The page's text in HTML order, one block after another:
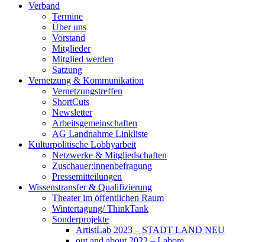
Verband
Termine
Über uns
Vorstand
Mitglieder
Mitglied werden
Satzung
Vernetzung & Kommunikation
Vernetzungstreffen
ShortCuts
Newsletter
Arbeitsgemeinschaften
AG Landnahme Linkliste
Kulturpolitische Lobbyarbeit
Netzwerke & Mitgliedschaften
Zuschauer:innenbefragung
Pressemitteilungen
Wissenstransfer & Qualifizierung
Theater im öffentlichen Raum
Wintertagung/ ThinkTank
Sonderprojekte
ArtistLab 2023 – STADT LAND NEU